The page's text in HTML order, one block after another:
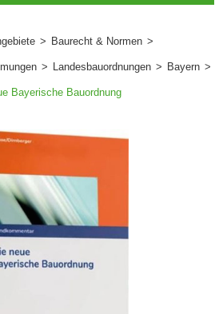
> Baurecht & Normen >
> Landesbauordnungen > Bayern >
Bayerische Bauordnung